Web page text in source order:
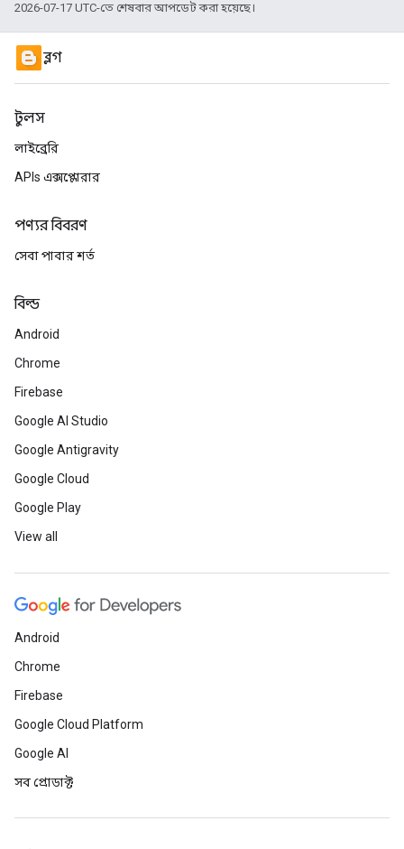
2026-07-17 UTC-তে শেষবার আপডেট করা হয়েছে।
ব্লগ
টুলস
লাইব্রেরি
APIs এক্সপ্লোরার
পণ্যর বিবরণ
সেবা পাবার শর্ত
বিল্ড
Android
Chrome
Firebase
Google AI Studio
Google Antigravity
Google Cloud
Google Play
View all
Android
Chrome
Firebase
Google Cloud Platform
Google AI
সব প্রোডাক্ট